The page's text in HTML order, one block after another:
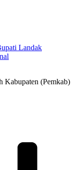
Landak
Kabupaten (Pemkab)